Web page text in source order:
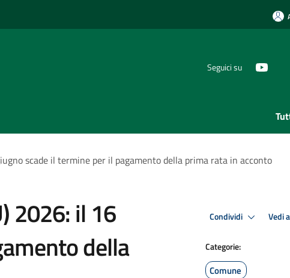
Seguici su
scade il termine per il pagamento della prima rata in acconto
2026: il 16
della
Condividi Vedi
Categorie:
Comune